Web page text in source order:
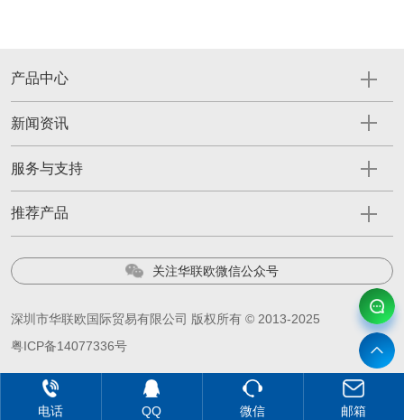
产品中心
新闻资讯
服务与支持
推荐产品
关注华联欧微信公众号
深圳市华联欧国际贸易有限公司 版权所有 © 2013-2025
粤ICP备14077336号
电话 QQ 微信 邮箱